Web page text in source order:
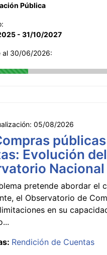
Pública
- 31/10/2027
al 30/06/2026:
05/08/2026
públicas
Evolución del
Nacional
pretende abordar el
el Observatorio de
en su
Rendición de Cuentas